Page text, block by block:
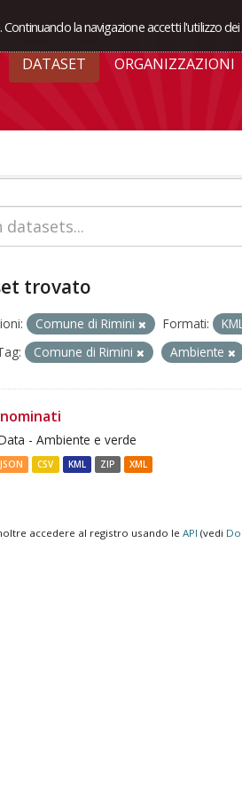
la navigazione accetti l'utilizzo
DATASET ORGANIZZAZIONI
trovato
Comune di Rimini Formati:
Comune di Rimini Ambiente
- Ambiente e verde
CSV KML ZIP XML
accedere al registro usando le API (vedi